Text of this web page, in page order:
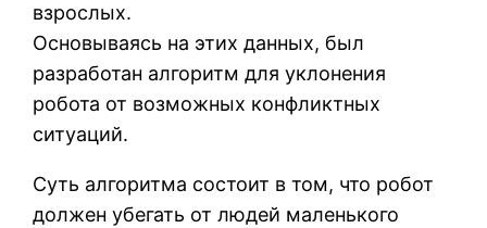
взрослых.
Основываясь на этих данных, был
разработан алгоритм для уклонения
робота от возможных конфликтных
ситуаций.
Суть алгоритма состоит в том, что робот
должен убегать от людей маленького